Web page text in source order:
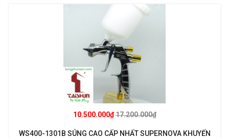
10.500.000₫17.200.000₫
WS400-1301B SÚNG CAO CẤP NHẤT SUPERNOVA KHUYẾN